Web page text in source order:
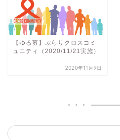
【ゆる募】ぶらりクロスコミ
ュニティ（2020/11/21実施）
2020年11月9日